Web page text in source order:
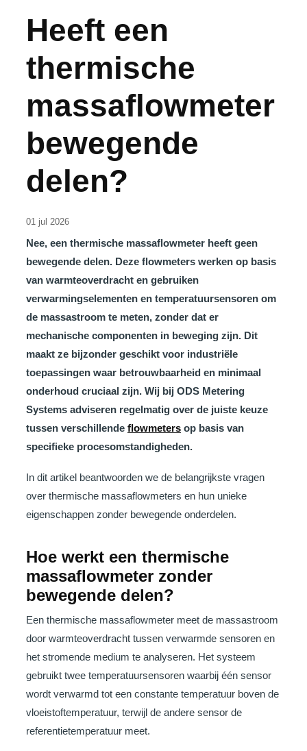
Heeft een
thermische
massaflowmeter
bewegende
delen?
01 jul 2026
Nee, een thermische massaflowmeter heeft geen
bewegende delen. Deze flowmeters werken op basis
van warmteoverdracht en gebruiken
verwarmingselementen en temperatuursensoren om
de massastroom te meten, zonder dat er
mechanische componenten in beweging zijn. Dit
maakt ze bijzonder geschikt voor industriële
toepassingen waar betrouwbaarheid en minimaal
onderhoud cruciaal zijn. Wij bij ODS Metering
Systems adviseren regelmatig over de juiste keuze
tussen verschillende flowmeters op basis van
specifieke procesomstandigheden.
In dit artikel beantwoorden we de belangrijkste vragen
over thermische massaflowmeters en hun unieke
eigenschappen zonder bewegende onderdelen.
Hoe werkt een thermische
massaflowmeter zonder
bewegende delen?
Een thermische massaflowmeter meet de massastroom
door warmteoverdracht tussen verwarmde sensoren en
het stromende medium te analyseren. Het systeem
gebruikt twee temperatuursensoren waarbij één sensor
wordt verwarmd tot een constante temperatuur boven de
vloeistoftemperatuur, terwijl de andere sensor de
referentietemperatuur meet.